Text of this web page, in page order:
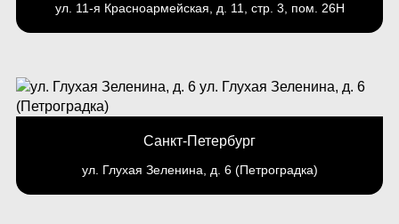
ул. 11-я Красноармейская, д. 11, стр. 3, пом. 26Н
Санкт-Петербург
ул. Глухая Зеленина, д. 6 (Петроградка)